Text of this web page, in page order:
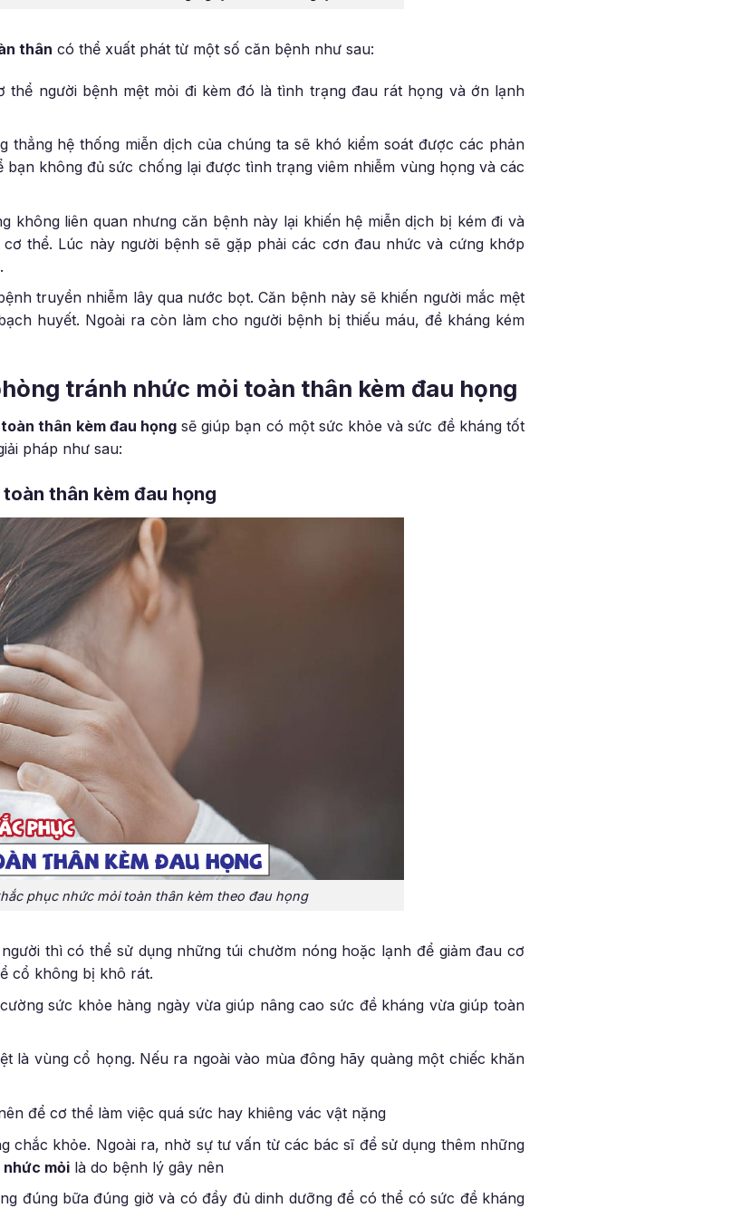
thân có thể xuất phát từ một số căn bệnh như sau:
thể người bệnh mệt mỏi đi kèm đó là tình trạng đau rát họng và ớn lạnh
thẳng hệ thống miễn dịch của chúng ta sẽ khó kiểm soát được các phản
bạn không đủ sức chống lại được tình trạng viêm nhiễm vùng họng và các
không liên quan nhưng căn bệnh này lại khiến hệ miễn dịch bị kém đi và
thể. Lúc này người bệnh sẽ gặp phải các cơn đau nhức và cứng khớp
truyền nhiễm lây qua nước bọt. Căn bệnh này sẽ khiến người mắc mệt
huyết. Ngoài ra còn làm cho người bệnh bị thiếu máu, đề kháng kém
tránh nhức mỏi toàn thân kèm đau họng
thân kèm đau họngsẽ giúp bạn có một sức khỏe và sức đề kháng tốt
pháp như sau:
thân kèm đau họng
phục nhức mỏi toàn thân kèm theo đau họng
thì có thể sử dụng những túi chườm nóng hoặc lạnh để giảm đau cơ
cổ không bị khô rát.
sức khỏe hàng ngày vừa giúp nâng cao sức đề kháng vừa giúp toàn
là vùng cổ họng. Nếu ra ngoài vào mùa đông hãy quàng một chiếc khăn
để cơ thể làm việc quá sức hay khiêng vác vật nặng
chắc khỏe. Ngoài ra, nhờ sự tư vấn từ các bác sĩ để sử dụng thêm những
mỏilà do bệnh lý gây nên
đúng bữa đúng giờ và có đầy đủ dinh dưỡng để có thể có sức đề kháng